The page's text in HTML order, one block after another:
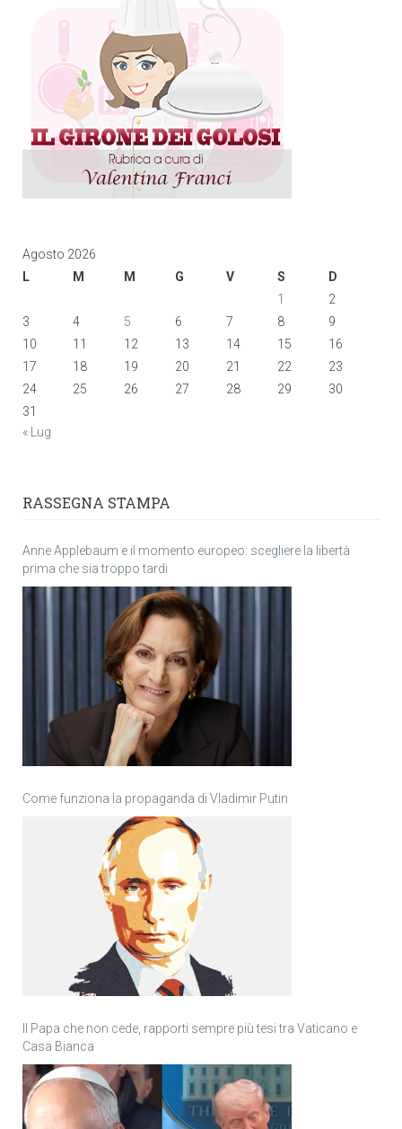
Agosto 2026
L
M M G V S
D
1
2
3
4 5 6 7 8
9
10
11 12 13 14 15
16
17
18 19 20 21 22
23
24
25 26 27 28 29
30
31
« Lug
RASSEGNA STAMPA
Anne Applebaum e il momento europeo: scegliere la libertà
prima che sia troppo tardi
Come funziona la propaganda di Vladimir Putin
Il Papa che non cede, rapporti sempre più tesi tra Vaticano e
Casa Bianca